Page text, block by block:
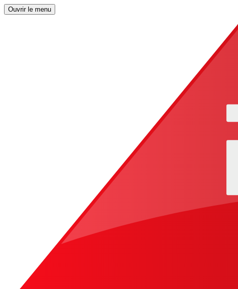
Ouvrir le menu